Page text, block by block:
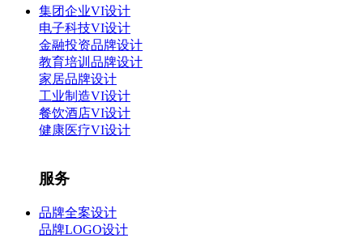
集团企业VI设计
电子科技VI设计
金融投资品牌设计
教育培训品牌设计
家居品牌设计
工业制造VI设计
餐饮酒店VI设计
健康医疗VI设计
服务
品牌全案设计
品牌LOGO设计